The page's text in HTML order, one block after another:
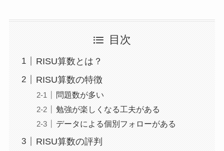
目次
RISU算数とは？
RISU算数の特徴
問題数が多い
勉強が楽しくなる工夫がある
データによる個別フォローがある
RISU算数の評判